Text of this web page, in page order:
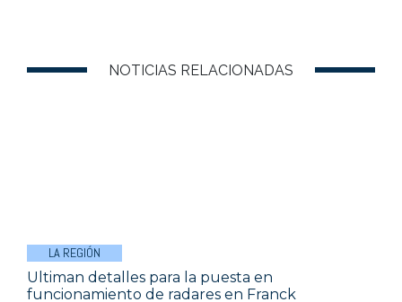
NOTICIAS RELACIONADAS
LA REGIÓN
Ultiman detalles para la puesta en
funcionamiento de radares en Franck